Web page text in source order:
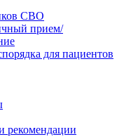
СВО
прием/
для пациентов
рекомендации